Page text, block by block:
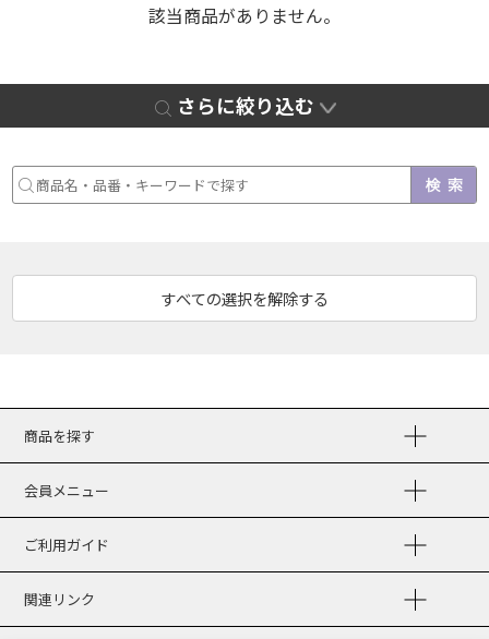
該当商品がありません。
さらに絞り込む
商品を探す
会員メニュー
ご利用ガイド
関連リンク